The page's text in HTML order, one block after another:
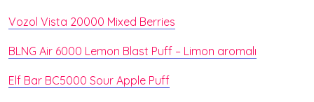
Vozol Vista 20000 Mixed Berries
BLNG Air 6000 Lemon Blast Puff – Limon aromalı
Elf Bar BC5000 Sour Apple Puff